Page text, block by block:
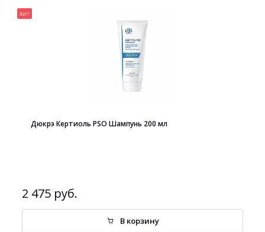
хит
Дюкрэ Кертиоль PSO Шампунь 200 мл
2 475 руб.
В корзину